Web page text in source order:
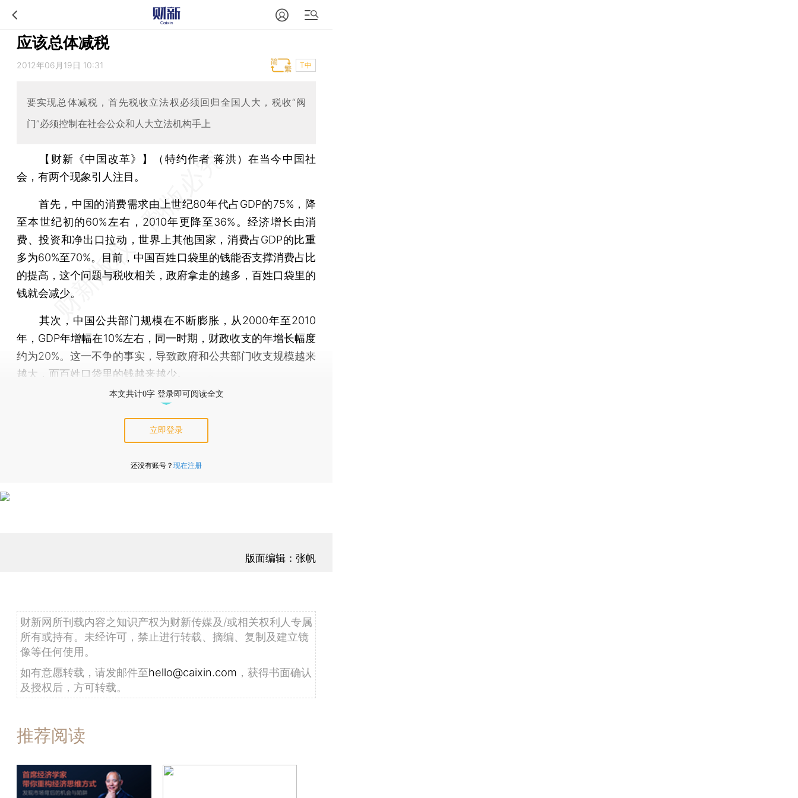
应该总体减税
2012年06月19日 10:31 T中
要实现总体减税，首先税收立法权必须回归全国人大，税收“阀
门”必须控制在社会公众和人大立法机构手上
【财新《中国改革》】（特约作者 蒋洪）在当今中国社
会，有两个现象引人注目。
首先，中国的消费需求由上世纪80年代占GDP的75%，降
至本世纪初的60%左右，2010年更降至36%。经济增长由消
费、投资和净出口拉动，世界上其他国家，消费占GDP的比重
多为60%至70%。目前，中国百姓口袋里的钱能否支撑消费占比
的提高，这个问题与税收相关，政府拿走的越多，百姓口袋里的
钱就会减少。
其次，中国公共部门规模在不断膨胀，从2000年至2010
年，GDP年增幅在10%左右，同一时期，财政收支的年增长幅度
约为20%。这一不争的事实，导致政府和公共部门收支规模越来
越大，而百姓口袋里的钱越来越少。
本文共计0字 登录即可阅读全文
立即登录
还没有账号？ 现在注册
版面编辑：张帆
财新网所刊载内容之知识产权为财新传媒及/或相关权利人专属
所有或持有。未经许可，禁止进行转载、摘编、复制及建立镜
像等任何使用。
如有意愿转载，请发邮件至hello@caixin.com ，获得书面确认
及授权后，方可转载。
推荐阅读